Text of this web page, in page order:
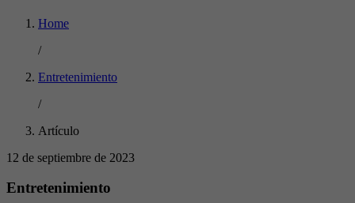
Home
/
Entretenimiento
/
Artículo
12 de septiembre de 2023
Entretenimiento